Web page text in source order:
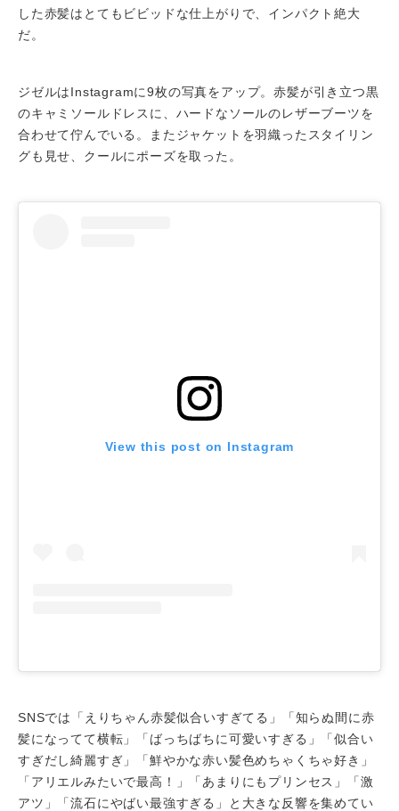
した赤髪はとてもビビッドな仕上がりで、インパクト絶大
だ。
ジゼルはInstagramに9枚の写真をアップ。赤髪が引き立つ黒
のキャミソールドレスに、ハードなソールのレザーブーツを
合わせて佇んでいる。またジャケットを羽織ったスタイリン
グも見せ、クールにポーズを取った。
View this post on Instagram
SNSでは「えりちゃん赤髪似合いすぎてる」「知らぬ間に赤
髪になってて横転」「ばっちばちに可愛いすぎる」「似合い
すぎだし綺麗すぎ」「鮮やかな赤い髪色めちゃくちゃ好き」
「アリエルみたいで最高！」「あまりにもプリンセス」「激
アツ」「流石にやばい最強すぎる」と大きな反響を集めてい